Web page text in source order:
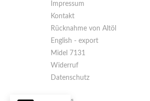
Impressum
Kontakt
Rücknahme von Altöl
English - export
Midel 7131
Widerruf
Datenschutz